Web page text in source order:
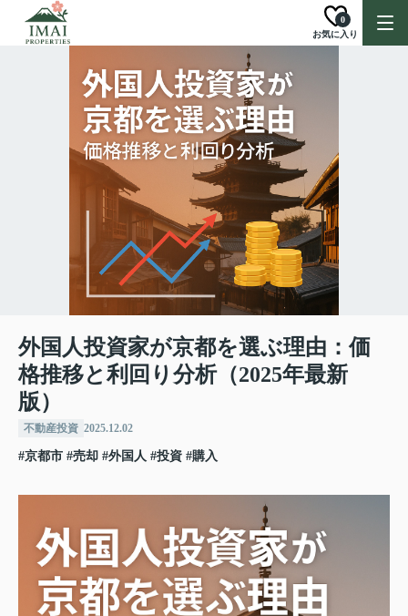
お気に入り
0
外国人投資家が京都を選ぶ理由：価
格推移と利回り分析（2025年最新
版）
不動産投資 2025.12.02
#京都市 #売却 #外国人 #投資 #購入